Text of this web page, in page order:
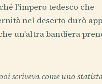
l'impero tedesco che
nel deserto durò
un'altra bandiera
scriveva come uno